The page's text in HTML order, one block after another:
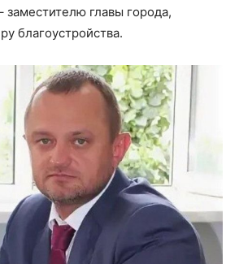
заместителю главы города,
благоустройства.